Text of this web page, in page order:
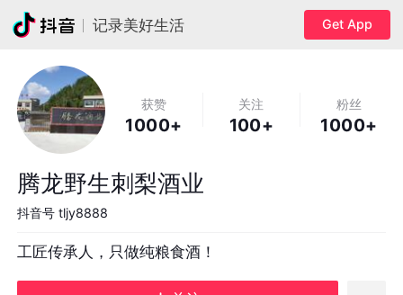
记录美好生活 Get App
获赞
1000+
关注
100+
粉丝
1000+
腾龙野生刺梨酒业
抖音号 tljy8888
工匠传承人，只做纯粮食酒！